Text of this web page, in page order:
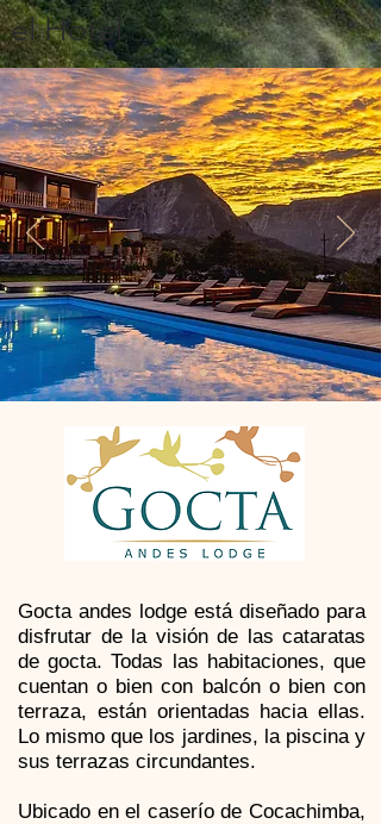
el Hotel
Gocta andes lodge está diseñado para
disfrutar de la visión de las cataratas
de gocta. Todas las habitaciones, que
cuentan o bien con balcón o bien con
terraza, están orientadas hacia ellas.
Lo mismo que los jardines, la piscina y
sus terrazas circundantes.
Ubicado en el caserío de Cocachimba,